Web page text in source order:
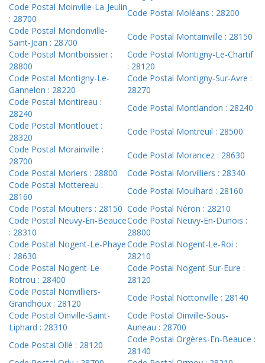
Code Postal Moinville-La-Jeulin
: 28700
Code Postal Moléans : 28200
Code Postal Mondonville-
Saint-Jean : 28700
Code Postal Montainville : 28150
Code Postal Montboissier :
28800
Code Postal Montigny-Le-Chartif
: 28120
Code Postal Montigny-Le-
Gannelon : 28220
Code Postal Montigny-Sur-Avre :
28270
Code Postal Montireau :
28240
Code Postal Montlandon : 28240
Code Postal Montlouet :
28320
Code Postal Montreuil : 28500
Code Postal Morainville :
28700
Code Postal Morancez : 28630
Code Postal Moriers : 28800
Code Postal Morvilliers : 28340
Code Postal Mottereau :
28160
Code Postal Moulhard : 28160
Code Postal Moutiers : 28150 Code Postal Néron : 28210
Code Postal Neuvy-En-Beauce
: 28310
Code Postal Neuvy-En-Dunois :
28800
Code Postal Nogent-Le-Phaye
: 28630
Code Postal Nogent-Le-Roi :
28210
Code Postal Nogent-Le-
Rotrou : 28400
Code Postal Nogent-Sur-Eure :
28120
Code Postal Nonvilliers-
Grandhoux : 28120
Code Postal Nottonville : 28140
Code Postal Oinville-Saint-
Liphard : 28310
Code Postal Oinville-Sous-
Auneau : 28700
Code Postal Ollé : 28120
Code Postal Orgères-En-Beauce :
28140